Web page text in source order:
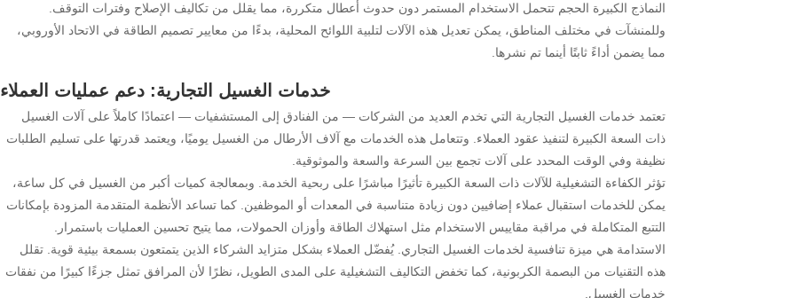
النماذج الكبيرة الحجم تتحمل الاستخدام المستمر دون حدوث أعطال متكررة، مما يقلل من تكاليف الإصلاح وفترات التوقف.
وللمنشآت في مختلف المناطق، يمكن تعديل هذه الآلات لتلبية اللوائح المحلية، بدءًا من معايير تصميم الطاقة في الاتحاد الأوروبي،
مما يضمن أداءً ثابتًا أينما تم نشرها.
خدمات الغسيل التجارية: دعم عمليات العملاء
تعتمد خدمات الغسيل التجارية التي تخدم العديد من الشركات — من الفنادق إلى المستشفيات — اعتمادًا كاملاً على آلات الغسيل
ذات السعة الكبيرة لتنفيذ عقود العملاء. وتتعامل هذه الخدمات مع آلاف الأرطال من الغسيل يوميًا، ويعتمد قدرتها على تسليم الطلبات
نظيفة وفي الوقت المحدد على آلات تجمع بين السرعة والسعة والموثوقية.
تؤثر الكفاءة التشغيلية للآلات ذات السعة الكبيرة تأثيرًا مباشرًا على ربحية الخدمة. وبمعالجة كميات أكبر من الغسيل في كل ساعة،
يمكن للخدمات استقبال عملاء إضافيين دون زيادة متناسبة في المعدات أو الموظفين. كما تساعد الأنظمة المتقدمة المزودة بإمكانات
التتبع المتكاملة في مراقبة مقاييس الاستخدام مثل استهلاك الطاقة وأوزان الحمولات، مما يتيح تحسين العمليات باستمرار.
الاستدامة هي ميزة تنافسية لخدمات الغسيل التجاري. يُفضّل العملاء بشكل متزايد الشركاء الذين يتمتعون بسمعة بيئية قوية. تقلل
هذه التقنيات من البصمة الكربونية، كما تخفض التكاليف التشغيلية على المدى الطويل، نظرًا لأن المرافق تمثل جزءًا كبيرًا من نفقات
خدمات الغسيل.